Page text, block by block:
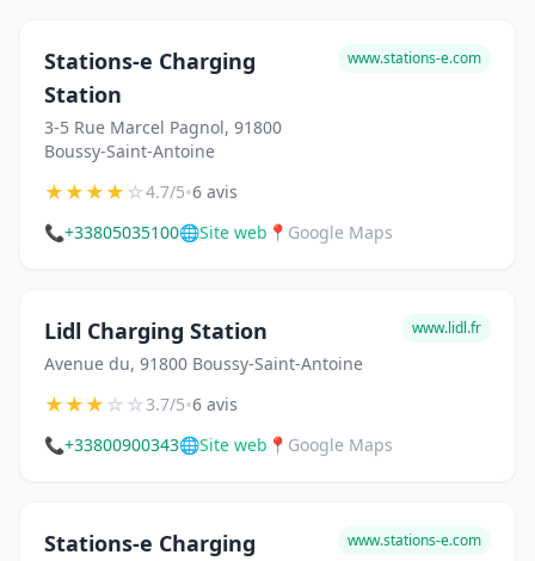
Stations-e Charging
Station
3-5 Rue Marcel Pagnol, 91800
Boussy-Saint-Antoine
www.stations-e.com
★★★★☆4.7/5•6 avis
📞+33805035100🌐Site web 📍 Google Maps
Lidl Charging Station
Avenue du, 91800 Boussy-Saint-Antoine
www.lidl.fr
★★★☆☆3.7/5•6 avis
📞+33800900343🌐Site web 📍 Google Maps
Stations-e Charging
www.stations-e.com